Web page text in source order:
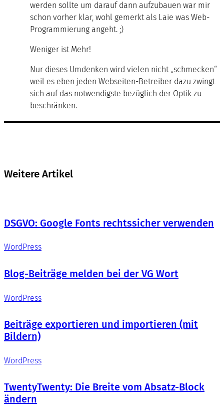
werden sollte um darauf dann aufzubauen war mir
schon vorher klar, wohl gemerkt als Laie was Web-
Programmierung angeht. ;)
Weniger ist Mehr!
Nur dieses Umdenken wird vielen nicht „schmecken“
weil es eben jeden Webseiten-Betreiber dazu zwingt
sich auf das notwendigste bezüglich der Optik zu
beschränken.
Weitere Artikel
DSGVO: Google Fonts rechtssicher verwenden
WordPress
Blog-Beiträge melden bei der VG Wort
WordPress
Beiträge exportieren und importieren (mit
Bildern)
WordPress
TwentyTwenty: Die Breite vom Absatz-Block
ändern